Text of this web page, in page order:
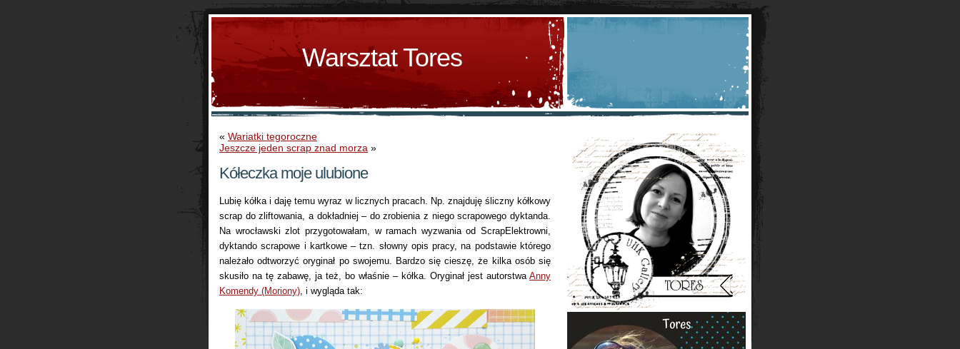
Warsztat Tores
« Wariatki tegoroczne
Jeszcze jeden scrap znad morza »
Kółeczka moje ulubione
Lubię kółka i daję temu wyraz w licznych pracach. Np. znajduję śliczny kółkowy
scrap do zliftowania, a dokładniej – do zrobienia z niego scrapowego dyktanda.
Na wrocławski zlot przygotowałam, w ramach wyzwania od ScrapElektrowni,
dyktando scrapowe i kartkowe – tzn. słowny opis pracy, na podstawie którego
należało odtworzyć oryginał po swojemu. Bardzo się cieszę, że kilka osób się
skusiło na tę zabawę, ja też, bo właśnie – kółka. Oryginał jest autorstwa Anny
Komendy (Moriony), i wygląda tak: